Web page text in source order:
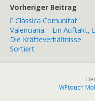
Vorheriger Beitrag
Clàssica Comunitat
Valenciana – Ein Auftakt,
Die Kräfteverhältnisse
Sortiert
WPtouch